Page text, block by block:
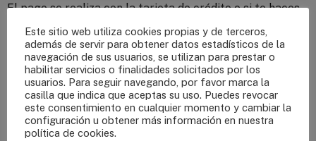
El pago se realiza con la tarjeta de crédito o si te haces
socio con domiciliación bancaria.
Este sitio web utiliza cookies propias y de terceros,
además de servir para obtener datos estadísticos de la
navegación de sus usuarios, se utilizan para prestar o
habilitar servicios o finalidades solicitados por los
usuarios. Para seguir navegando, por favor marca la
casilla que indica que aceptas su uso. Puedes revocar
este consentimiento en cualquier momento y cambiar la
configuración u obtener más información en nuestra
política de cookies.